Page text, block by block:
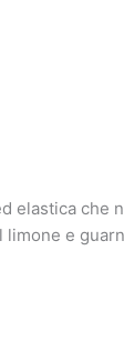
elastica che
e